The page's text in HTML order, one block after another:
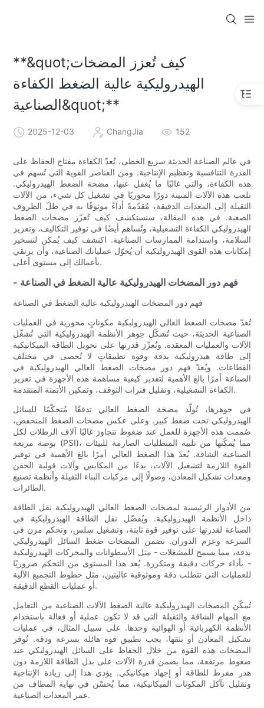
**&quot;كيف تُعزز المضخات
الهيدروليكية عالية الضغط الكفاءة
الصناعية&quot;**
2025-12-03 ChangJia 152
في عالم الصناعة الحديثة سريع الخطى، تُعدّ الكفاءة مفتاح الحفاظ على
القدرة التنافسية وتعظيم الإنتاجية. ومن العناصر القوية التي تُسهم في
هذه الكفاءة، والتي غالبًا ما يُغفل عنها، مضخة الضغط الهيدروليكي.
تلعب هذه الآلات المتينة دورًا محوريًا في تشغيل كل شيء، من الآلات
الثقيلة إلى المعدات الدقيقة، مُقدّمةً أداءً موثوقًا به في ظلّ الظروف
الصعبة. في هذه المقالة، سنستكشف كيف تُعزّز مضخات الضغط
الهيدروليكي الكفاءة التشغيلية، وتُساهم أيضًا في توفير التكاليف، وتعزيز
السلامة، واستدامة الممارسات الصناعية. اكتشف كيف يُمكن لتسخير
إمكانات هذه القوى الهيدروليكية أن يُحوّل عملياتك الصناعية، وأن يرتقي
بأعمالك إلى مستوى أعلى.
- فهم دور المضخات الهيدروليكية عالية الضغط في الصناعة
فهم دور المضخات الهيدروليكية عالية الضغط في الصناعة
تُعدّ مضخات الضغط العالي الهيدروليكية مكوناتٍ محورية في العمليات
الصناعية الحديثة، حيث تُشكّل جوهر الأنظمة الهيدروليكية التي تُشغّل
الآلات والعمليات المعقدة. وتُعزّز قدرتها على تحويل الطاقة الميكانيكية
إلى طاقة هيدروليكية بدقة وقوة تطبيقاتٍ لا تُحصى في مختلف
القطاعات. ويُعدّ فهم دور مضخات الضغط العالي الهيدروليكية في
الصناعة أمرًا بالغ الأهمية لتقدير كيفية مساهمة هذه الأجهزة في تعزيز
الكفاءة التشغيلية، وتقليل فترات التوقف، وتمكين الأتمتة المتقدمة.
في جوهرها، تُولّد مضخة الضغط العالي تدفقًا مُتحكّمًا للسائل
الهيدروليكي تحت ضغط كبير. وعلى عكس مضخات الضغط المنخفض،
صُممت هذه الأجهزة للعمل عند ضغوط تتجاوز غالبًا آلاف الرطلات لكل
بوصة مربعة (PSI)، مما يُمكّنها من تلبية المتطلبات الصارمة للبيئات
الصناعية الشاقة. يُعدّ هذا الضغط العالي أمرًا بالغ الأهمية في توفير
القوة اللازمة لتشغيل الآلات، بدءًا من المكابس وآلات قولبة الحقن
ومعدات تشكيل المعادن، وصولًا إلى مركبات البناء الثقيلة وأنظمة تصنيع
الطائرات.
من الأدوار الرئيسية لمضخات الضغط العالي الهيدروليكية نقل الطاقة
داخل الأنظمة الهيدروليكية. ويُفضّل نقل الطاقة الهيدروليكية في
الصناعة لقدرتها على توفير قوة ثابتة، وتشغيل سلس، وتحكم مرن في
السرعة وعزم الدوران. تضمن المضخات ضغط السائل الهيدروليكي
بدقة، مما يسمح للمشغلات - مثل الأسطوانات والمحركات الهيدروليكية
- بأداء حركات دقيقة ومتكررة. يُعد هذا المستوى من التحكم ضروريًا
للعمليات التي تتطلب دقة وموثوقية عاليتين، مثل خطوط التجميع الآلية
أو عمليات القطع الدقيقة.
تُمكّن المضخات الهيدروليكية عالية الضغط الآلات الصناعية من التعامل
مع المهام الشاقة والثقيلة التي قد لا تكون عملية أو فعالة باستخدام
الأنظمة الكهربائية أو الهوائية وحدها. على سبيل المثال، في عمليات
تشكيل المعادن أو بثقها، يجب تطبيق قوة هائلة بسرعة ودقة. تُوفر
المضخات هذه القوة من خلال الحفاظ على السائل الهيدروليكي عند
ضغوط مرتفعة، مما يضمن قدرة الآلات على بذل الطاقة اللازمة دون
هدر مفرط للطاقة أو إجهاد ميكانيكي. يؤدي هذا إلى زيادة الإنتاجية
وتقليل تآكل المكونات الميكانيكية، مما يُحسّن في نهاية المطاف من
عمر المعدات الصناعية.